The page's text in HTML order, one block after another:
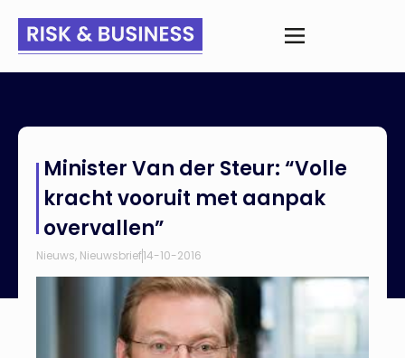
met aanpak overvallen”
Minister Van der Steur: “Volle
kracht vooruit met aanpak
overvallen”
Nieuws, Nieuwsbrief14-10-2016